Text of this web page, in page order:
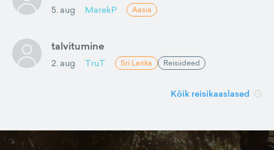
5. aug MarekP Aasia
talvitumine
2. aug TruT Sri Lanka Reisiideed
Kõik reisikaaslased